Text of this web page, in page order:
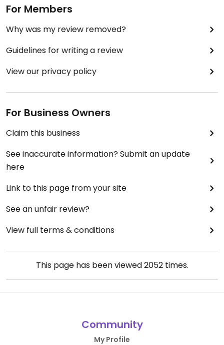
For Members
Why was my review removed?
Guidelines for writing a review
View our privacy policy
For Business Owners
Claim this business
See inaccurate information? Submit an update
here
Link to this page from your site
See an unfair review?
View full terms & conditions
This page has been viewed2052times.
Community
My Profile